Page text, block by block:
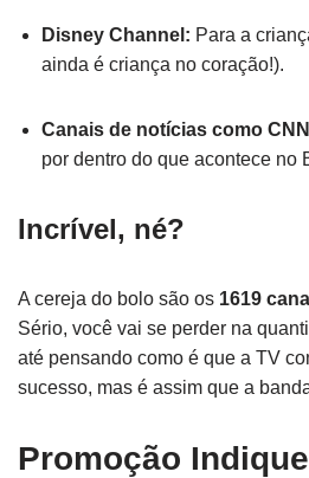
Disney Channel: Para a
ainda é criança no coração!).
Canais de notícias como
por dentro do que acontece no
Incrível, né?
A cereja do bolo são os 1619
Sério, você vai se perder na
até pensando como é que a TV
sucesso, mas é assim que a
Promoção